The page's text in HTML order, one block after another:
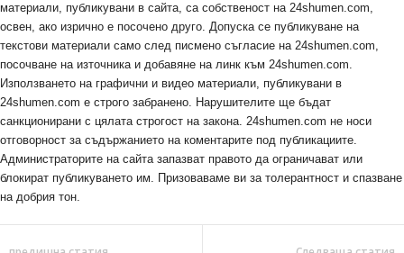
материали, публикувани в сайта, са собственост на 24shumen.com,
освен, ако изрично е посочено друго. Допуска се публикуване на
текстови материали само след писмено съгласие на 24shumen.com,
посочване на източника и добавяне на линк към 24shumen.com.
Използването на графични и видео материали, публикувани в
24shumen.com е строго забранено. Нарушителите ще бъдат
санкционирани с цялата строгост на закона. 24shumen.com не носи
отговорност за съдържанието на коментарите под публикациите.
Администраторите на сайта запазват правото да ограничават или
блокират публикуването им. Призоваваме ви за толерантност и спазване
на добрия тон.